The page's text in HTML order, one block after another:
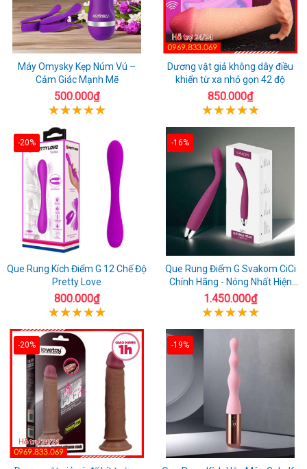
Máy Omysky Kẹp Núm Vú –
Cảm Giác Mạnh Mẽ
500.000₫
Dương vật giả không dây điều
khiển từ xa nhỏ gọn 42 độ
850.000₫
-20%
Que Rung Kích Điểm G 12 Chế Độ
Pretty Love
800.000₫
-16%
Que Rung Điểm G Svakom CiCi
Chính Hãng - Nóng Nhất Hiện
Nay
1.450.000₫
-20% -19%